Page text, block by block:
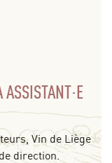
Vin de Liège
direction.